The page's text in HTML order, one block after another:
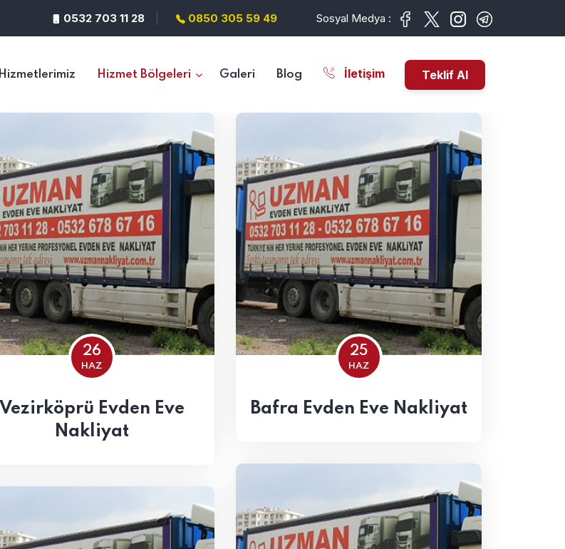
0532 703 11 28 0850 305 59 49 Sosyal Medya :
Hizmetlerimiz Hizmet Bölgeleri Galeri Blog İletişim Teklif Al
26
HAZ
Vezirköprü Evden Eve
Nakliyat
25
HAZ
Bafra Evden Eve Nakliyat